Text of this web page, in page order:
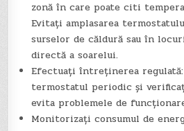
zonă în care poate citi
Evitați amplasarea
surselor de căldură sau în
directă a soarelui.
Efectuați întreținerea
termostatul periodic și
evita problemele de
Monitorizați consumul de